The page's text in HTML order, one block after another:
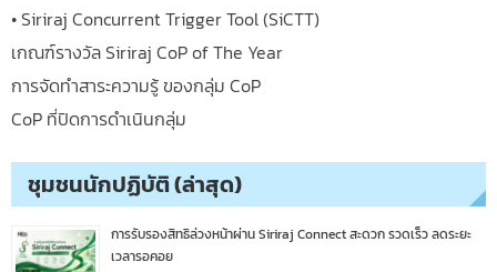
• Siriraj Concurrent Trigger Tool (SiCTT)
เกณฑ์รางวัล Siriraj CoP of The Year
การจัดทำสาระความรู้ ของกลุ่ม CoP
CoP ที่ปิดการดำเนินกลุ่ม
ชุมชนนักปฏิบัติ (ล่าสุด)
การรับรองสิทธิล่วงหน้าผ่าน Siriraj Connect สะดวก รวดเร็ว ลดระยะ
เวลารอคอย